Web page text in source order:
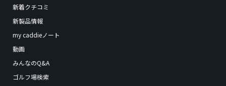
新着クチコミ
新製品情報
my caddieノート
動画
みんなのQ&A
ゴルフ場検索